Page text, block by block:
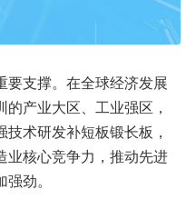
要支撑。在全球经济发展
产业大区、工业强区，
术研发补短板锻长板，
业核心竞争力，推动先进
劲。